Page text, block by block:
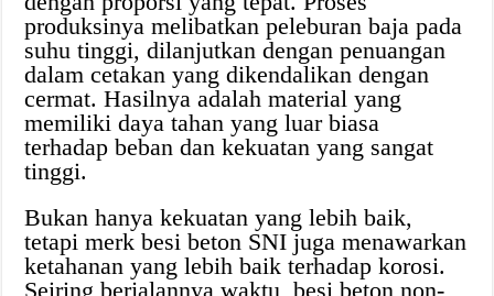
produksinya melibatkan peleburan baja pada
suhu tinggi, dilanjutkan dengan penuangan
dalam cetakan yang dikendalikan dengan
cermat. Hasilnya adalah material yang
memiliki daya tahan yang luar biasa
terhadap beban dan kekuatan yang sangat
tinggi.
Bukan hanya kekuatan yang lebih baik,
tetapi merk besi beton SNI juga menawarkan
ketahanan yang lebih baik terhadap korosi.
Seiring berjalannya waktu, besi beton non-